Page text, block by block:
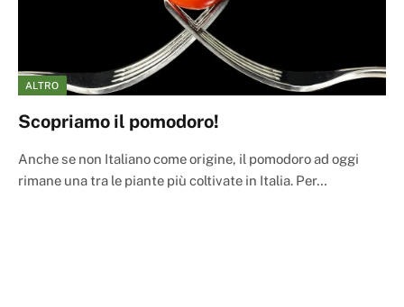
ALTRO
Scopriamo il pomodoro!
Anche se non Italiano come origine, il pomodoro ad oggi
rimane una tra le piante più coltivate in Italia. Per…